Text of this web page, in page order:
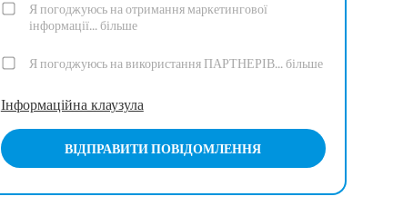
Я погоджуюсь на отримання маркетингової
інформації...більше
Я погоджуюсь на використання ПАРТНЕРІВ...більше
Інформаційна клаузула
ВІДПРАВИТИ ПОВІДОМЛЕННЯ